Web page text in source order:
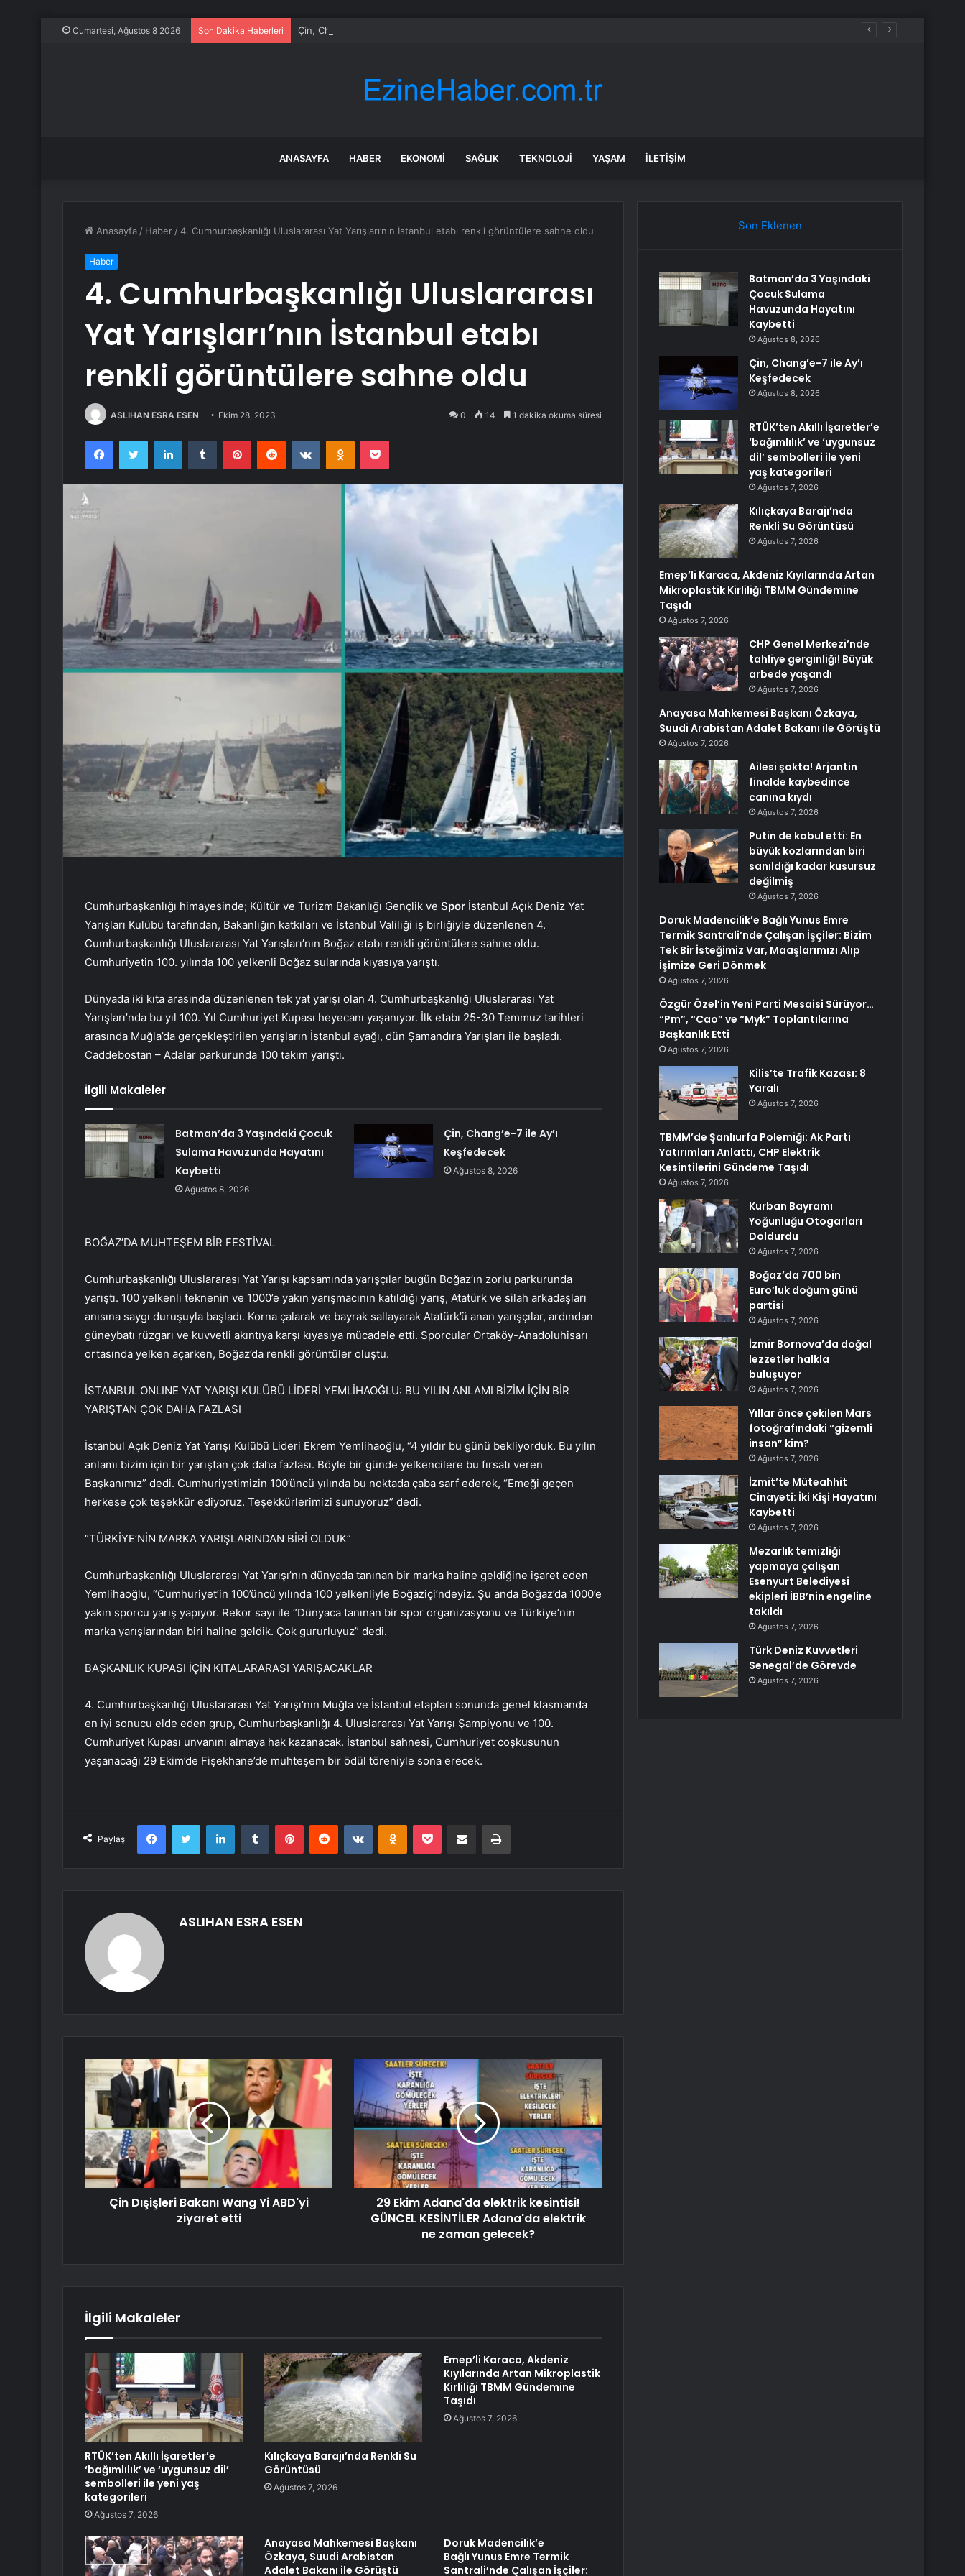
Cumartesi, Ağustos 8 2026 Son Dakika Haberleri Çin, Chang’e-7 ile Ay’ı Keşfedecek
ANASAYFA HABER EKONOMI SAĞLIK TEKNOLOJI YAŞAM İLETIŞIM
Anasayfa / Haber /4. Cumhurbaşkanlığı Uluslararası Yat Yarışları’nın İstanbul etabı renkli görüntülere sahne oldu
Haber
4. Cumhurbaşkanlığı Uluslararası
Yat Yarışları’nın İstanbul etabı
renkli görüntülere sahne oldu
ASLIHAN ESRA ESEN Ekim 28, 2023 0 14 1 dakika okuma süresi
FacebookTwitter LinkedInTumblr PinterestReddit VKontakteOdnoklassniki
Pocket
Cumhurbaşkanlığı himayesinde; Kültür ve Turizm Bakanlığı Gençlik ve Spor İstanbul Açık Deniz Yat
Yarışları Kulübü tarafından, Bakanlığın katkıları ve İstanbul Valiliği iş birliğiyle düzenlenen 4.
Cumhurbaşkanlığı Uluslararası Yat Yarışları’nın Boğaz etabı renkli görüntülere sahne oldu.
Cumhuriyetin 100. yılında 100 yelkenli Boğaz sularında kıyasıya yarıştı.
Dünyada iki kıta arasında düzenlenen tek yat yarışı olan 4. Cumhurbaşkanlığı Uluslararası Yat
Yarışları’nda bu yıl 100. Yıl Cumhuriyet Kupası heyecanı yaşanıyor. İlk etabı 25-30 Temmuz tarihleri ​​
arasında Muğla’da gerçekleştirilen yarışların İstanbul ayağı, dün Şamandıra Yarışları ile başladı.
Caddebostan – Adalar parkurunda 100 takım yarıştı.
İlgili Makaleler
Batman’da 3 Yaşındaki Çocuk
Sulama Havuzunda Hayatını
Kaybetti
Ağustos 8, 2026
Çin, Chang’e-7 ile Ay’ı
Keşfedecek
Ağustos 8, 2026
BOĞAZ’DA MUHTEŞEM BİR FESTİVAL
Cumhurbaşkanlığı Uluslararası Yat Yarışı kapsamında yarışçılar bugün Boğaz’ın zorlu parkurunda
yarıştı. 100 yelkenli teknenin ve 1000’e yakın yarışmacının katıldığı yarış, Atatürk ve silah arkadaşları
anısına saygı duruşuyla başladı. Korna çalarak ve bayrak sallayarak Atatürk’ü anan yarışçılar, ardından
güneybatı rüzgarı ve kuvvetli akıntıya karşı kıyasıya mücadele etti. Sporcular Ortaköy-Anadoluhisarı
ortasında yelken açarken, Boğaz’da renkli görüntüler oluştu.
İSTANBUL ONLINE YAT YARIŞI KULÜBÜ LİDERİ YEMLİHAOĞLU: BU YILIN ANLAMI BİZİM İÇİN BİR
YARIŞTAN ÇOK DAHA FAZLASI
İstanbul Açık Deniz Yat Yarışı Kulübü Lideri Ekrem Yemlihaoğlu, “4 yıldır bu günü bekliyorduk. Bu yılın
anlamı bizim için bir yarıştan çok daha fazlası. Böyle bir günde yelkencilere bu fırsatı veren
Başkanımız” dedi. Cumhuriyetimizin 100’üncü yılında bu noktada çaba sarf ederek, “Emeği geçen
herkese çok teşekkür ediyoruz. Teşekkürlerimizi sunuyoruz” dedi.
“TÜRKİYE’NİN MARKA YARIŞLARINDAN BİRİ OLDUK”
Cumhurbaşkanlığı Uluslararası Yat Yarışı’nın dünyada tanınan bir marka haline geldiğine işaret eden
Yemlihaoğlu, “Cumhuriyet’in 100’üncü yılında 100 yelkenliyle Boğaziçi’ndeyiz. Şu anda Boğaz’da 1000’e
yakın sporcu yarış yapıyor. Rekor sayı ile “Dünyaca tanınan bir spor organizasyonu ve Türkiye’nin
marka yarışlarından biri haline geldik. Çok gururluyuz” dedi.
BAŞKANLIK KUPASI İÇİN KITALARARASI YARIŞACAKLAR
4. Cumhurbaşkanlığı Uluslararası Yat Yarışı’nın Muğla ve İstanbul etapları sonunda genel klasmanda
en iyi sonucu elde eden grup, Cumhurbaşkanlığı 4. Uluslararası Yat Yarışı Şampiyonu ve 100.
Cumhuriyet Kupası unvanını almaya hak kazanacak. İstanbul sahnesi, Cumhuriyet coşkusunun
yaşanacağı 29 Ekim’de Fişekhane’de muhteşem bir ödül töreniyle sona erecek.
Paylaş
FacebookTwitter LinkedInTumblr PinterestReddit VKontakteOdnoklassniki
Pocket E-Posta ile paylaş Yazdır
ASLIHAN ESRA ESEN
Çin Dışişleri Bakanı Wang Yi ABD'yi
ziyaret etti
29 Ekim Adana'da elektrik kesintisi!
GÜNCEL KESİNTİLER Adana'da elektrik
ne zaman gelecek?
İlgili Makaleler
RTÜK’ten Akıllı İşaretler’e
‘bağımlılık’ ve ‘uygunsuz dil’
sembolleri ile yeni yaş
kategorileri
Ağustos 7, 2026
Kılıçkaya Barajı’nda Renkli Su
Görüntüsü
Ağustos 7, 2026
Emep’li Karaca, Akdeniz
Kıyılarında Artan Mikroplastik
Kirliliği TBMM Gündemine
Taşıdı
Ağustos 7, 2026
Anayasa Mahkemesi Başkanı
Özkaya, Suudi Arabistan
Adalet Bakanı ile Görüştü
Doruk Madencilik’e
Bağlı Yunus Emre Termik
Santrali’nde Çalışan İşçiler:
Son Eklenen
Batman’da 3 Yaşındaki
Çocuk Sulama
Havuzunda Hayatını
Kaybetti
Ağustos 8, 2026
Çin, Chang’e-7 ile Ay’ı
Keşfedecek
Ağustos 8, 2026
RTÜK’ten Akıllı İşaretler’e
‘bağımlılık’ ve ‘uygunsuz
dil’ sembolleri ile yeni
yaş kategorileri
Ağustos 7, 2026
Kılıçkaya Barajı’nda
Renkli Su Görüntüsü
Ağustos 7, 2026
Emep’li Karaca, Akdeniz Kıyılarında Artan
Mikroplastik Kirliliği TBMM Gündemine
Taşıdı
Ağustos 7, 2026
CHP Genel Merkezi’nde
tahliye gerginliği! Büyük
arbede yaşandı
Ağustos 7, 2026
Anayasa Mahkemesi Başkanı Özkaya,
Suudi Arabistan Adalet Bakanı ile Görüştü
Ağustos 7, 2026
Ailesi şokta! Arjantin
finalde kaybedince
canına kıydı
Ağustos 7, 2026
Putin de kabul etti: En
büyük kozlarından biri
sanıldığı kadar kusursuz
değilmiş
Ağustos 7, 2026
Doruk Madencilik’e Bağlı Yunus Emre
Termik Santrali’nde Çalışan İşçiler: Bizim
Tek Bir İsteğimiz Var, Maaşlarımızı Alıp
İşimize Geri Dönmek
Ağustos 7, 2026
Özgür Özel’in Yeni Parti Mesaisi Sürüyor…
“Pm”, “Cao” ve “Myk” Toplantılarına
Başkanlık Etti
Ağustos 7, 2026
Kilis’te Trafik Kazası: 8
Yaralı
Ağustos 7, 2026
TBMM’de Şanlıurfa Polemiği: Ak Parti
Yatırımları Anlattı, CHP Elektrik
Kesintilerini Gündeme Taşıdı
Ağustos 7, 2026
Kurban Bayramı
Yoğunluğu Otogarları
Doldurdu
Ağustos 7, 2026
Boğaz’da 700 bin
Euro’luk doğum günü
partisi
Ağustos 7, 2026
İzmir Bornova’da doğal
lezzetler halkla
buluşuyor
Ağustos 7, 2026
Yıllar önce çekilen Mars
fotoğrafındaki “gizemli
insan” kim?
Ağustos 7, 2026
İzmit’te Müteahhit
Cinayeti: İki Kişi Hayatını
Kaybetti
Ağustos 7, 2026
Mezarlık temizliği
yapmaya çalışan
Esenyurt Belediyesi
ekipleri İBB’nin engeline
takıldı
Ağustos 7, 2026
Türk Deniz Kuvvetleri
Senegal’de Görevde
Ağustos 7, 2026